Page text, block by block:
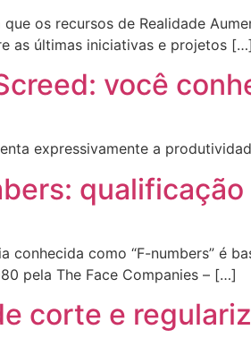
que os recursos de Realidade
as últimas iniciativas e projetos […]
você
expressivamente a
conhecida como “F-numbers” é
pela The Face Companies – […]
corte e